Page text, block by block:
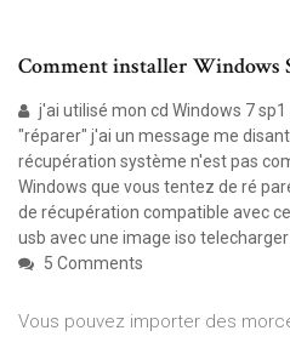
Comment installer Windows
j'ai utilisé mon cd Windows 7
"réparer" j'ai un message me
récupération système n'est pas
Windows que vous tentez de ré
de récupération compatible avec
usb avec une image iso
5 Comments
Vous pouvez importer des